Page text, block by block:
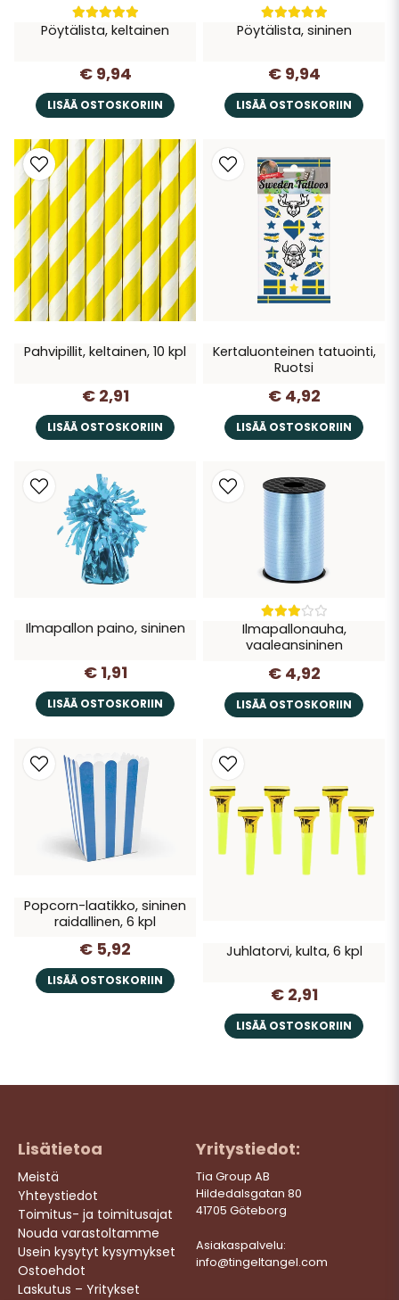
Pöytälista, keltainen
€ 9,94
LISÄÄ OSTOSKORIIN
Pöytälista, sininen
€ 9,94
LISÄÄ OSTOSKORIIN
Pahvipillit, keltainen, 10 kpl
€ 2,91
LISÄÄ OSTOSKORIIN
Kertaluonteinen tatuointi,
Ruotsi
€ 4,92
LISÄÄ OSTOSKORIIN
Ilmapallon paino, sininen
€ 1,91
LISÄÄ OSTOSKORIIN
Ilmapallonauha,
vaaleansininen
€ 4,92
LISÄÄ OSTOSKORIIN
Popcorn-laatikko, sininen
raidallinen, 6 kpl
€ 5,92
LISÄÄ OSTOSKORIIN
Juhlatorvi, kulta, 6 kpl
€ 2,91
LISÄÄ OSTOSKORIIN
Lisätietoa
Meistä
Yhteystiedot
Toimitus- ja toimitusajat
Nouda varastoltamme
Usein kysytyt kysymykset
Ostoehdot
Laskutus – Yritykset
Yritystiedot:
Tia Group AB
Hildedalsgatan 80
41705 Göteborg
Asiakaspalvelu:
info@tingeltangel.com